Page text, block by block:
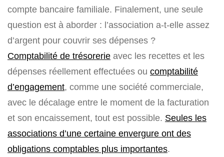
compte bancaire familiale. Finalement, une seule
question est à aborder : l’association a-t-elle assez
d’argent pour couvrir ses dépenses ?
Comptabilité de trésorerie avec les recettes et les
dépenses réellement effectuées ou comptabilité
d’engagement, comme une société commerciale,
avec le décalage entre le moment de la facturation
et son encaissement, tout est possible. Seules les
associations d’une certaine envergure ont des
obligations comptables plus importantes.